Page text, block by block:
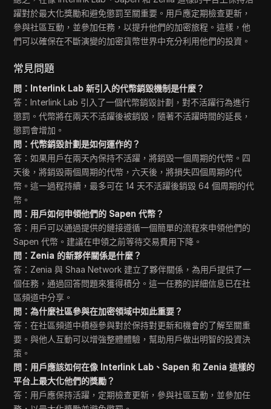
躍對於最大化獎勵和避免懲罰至關重要。用戶應定期檢查更新，
參與社區互動，並參加任務，以提升他們的加密旅程。這樣，他
們可以確保在不斷演變的加密貨幣世界中充分利用他們的投資。
常見問題
問：Interlink Lab 新引入的代幣銷毀機制是什麼？
答：Interlink Lab 引入了一個代幣銷毀計劃，對不活躍行為進行
懲罰。代幣將在兩天不活躍後被銷毀，隨著不活躍時間的延長，
懲罰會增加。
問：代幣銷毀計劃是如何運作的？
答：如果用戶在兩天內保持不活躍，將銷毀一個周期的代幣。四
天後，將銷毀兩個周期的代幣，六天後，將損失四個周期的代
幣。這一過程持續，最多可在 14 天不活躍後銷毀 64 個周期的代
幣。
問：用戶如何申領他們的 Sapen 代幣？
答：用戶可以通過提供的鏈接遵循一個簡單的流程來申領他們的
Sapen 代幣。建議在申領之前等待交易費用下降。
問：Zenia 的新夥伴關係是什麼？
答：Zenia 與 Shaa Network 建立了夥伴關係，為用戶提供了一
個任務，通過回答問題來獲得積分。這一任務的詳細信息已在社
區頻道中分享。
問：為什麼社區參與在加密領域中如此重要？
答：在社區頻道中積極參與對於保持對更新和機會的了解至關重
要。與他人互動可以增強整體體驗，幫助用戶做出明智的投資決
策。
問：用戶應該如何在像 Interlink Lab、Sapen 和 Zenia 這樣的
平台上最大化他們的獎勵？
答：用戶應保持活躍，定期檢查更新，參與社區互動，並參加任